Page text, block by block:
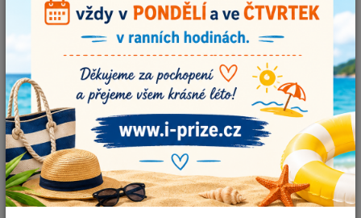
Dřevěné dno oválné 15x10 cm
Vlna-Hep
Vyrobené z překližky, k háčkování z bavlněných šňůr. Výrobky mohou být
malovány a zdobeny různými technikami. Doporučujeme používat
akrylové barvy Řezané laserem. Průměr děr - 10mmcelý popis